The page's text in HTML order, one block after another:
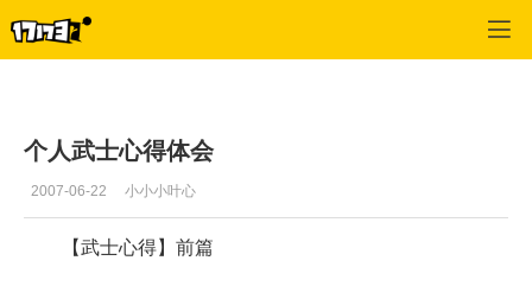
个人武士心得体会
2007-06-22 小小小叶心
【武士心得】前篇